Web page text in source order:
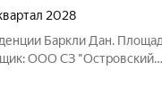
2028
Баркли Дан.
ООО СЗ "Островский
премиум-класса